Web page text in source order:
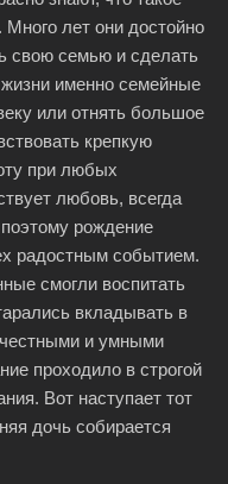
лет они достойно
свою семью и сделать
именно семейные
или отнять большое
крепкую
при любых
любовь, всегда
рождение
радостным событием.
смогли воспитать
вкладывать в
и умными
проходило в строгой
Вот наступает тот
дочь собирается